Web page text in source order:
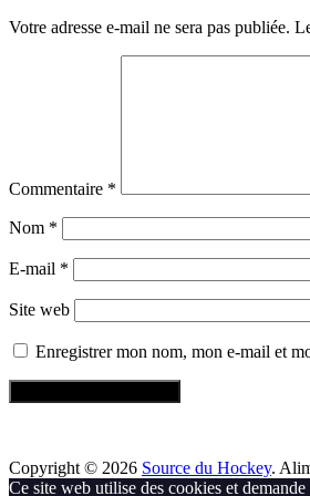
Votre adresse e-mail ne sera pas publiée.
Commentaire *
Nom *
E-mail *
Site web
Enregistrer mon nom, mon e-mail et
Copyright © 2026 Source du Hockey.
Ce site web utilise des cookies et